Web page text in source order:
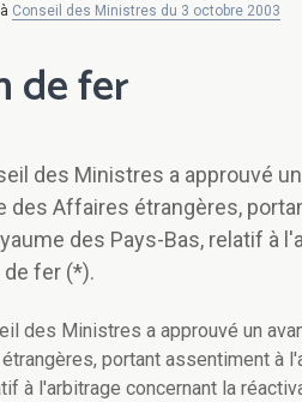
Conseil des Ministres du 3 octobre 2003
de fer
des Ministres a approuvé
des Affaires étrangères,
des Pays-Bas, relatif à
de fer (*).
des Ministres a approuvé un
portant assentiment à
à l'arbitrage concernant la